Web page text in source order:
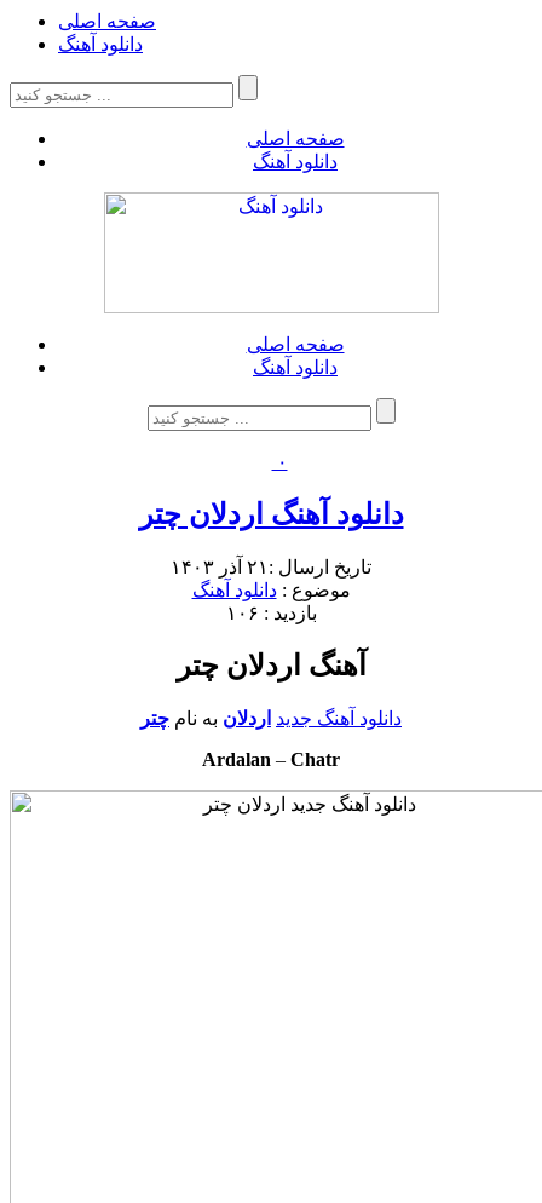
صفحه اصلی
دانلود آهنگ
صفحه اصلی
دانلود آهنگ
صفحه اصلی
دانلود آهنگ
۰
دانلود آهنگ اردلان چتر
تاریخ ارسال :۲۱ آذر ۱۴۰۳
موضوع :دانلود آهنگ
بازدید : ۱۰۶
آهنگ اردلان چتر
دانلود آهنگ جدید اردلان به نام چتر
Ardalan – Chatr